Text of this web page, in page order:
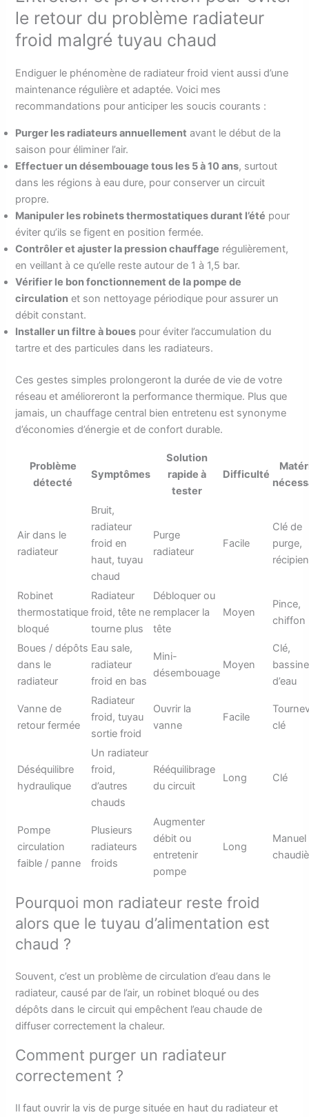
le retour du problème radiateur
froid malgré tuyau chaud
Endiguer le phénomène de radiateur froid vient aussi d’une
maintenance régulière et adaptée. Voici mes
recommandations pour anticiper les soucis courants :
Purger les radiateurs annuellement avant le début de la
saison pour éliminer l’air.
Effectuer un désembouage tous les 5 à 10 ans, surtout
dans les régions à eau dure, pour conserver un circuit
propre.
Manipuler les robinets thermostatiques durant l’été pour
éviter qu’ils se figent en position fermée.
Contrôler et ajuster la pression chauffage régulièrement,
en veillant à ce qu’elle reste autour de 1 à 1,5 bar.
Vérifier le bon fonctionnement de la pompe de
circulation et son nettoyage périodique pour assurer un
débit constant.
Installer un filtre à boues pour éviter l’accumulation du
tartre et des particules dans les radiateurs.
Ces gestes simples prolongeront la durée de vie de votre
réseau et amélioreront la performance thermique. Plus que
jamais, un chauffage central bien entretenu est synonyme
d’économies d’énergie et de confort durable.
Problème
détecté
Symptômes
Solution
rapide à
tester
Difficulté
Air dans le
radiateur
Bruit,
radiateur
froid en
haut, tuyau
chaud
Purge
radiateur
Facile
Clé de
purge,
Robinet
thermostatique
bloqué
Radiateur
froid, tête ne
tourne plus
Débloquer ou
remplacer la
tête
Moyen
Pince,
chiffon
Boues / dépôts
dans le
radiateur
Eau sale,
radiateur
froid en bas
Mini-
désembouage
Moyen
Clé,
d’eau
Vanne de
retour fermée
Radiateur
froid, tuyau
sortie froid
Ouvrir la
vanne
Facile
clé
Déséquilibre
hydraulique
Un radiateur
froid,
d’autres
chauds
Rééquilibrage
du circuit
Long Clé
Pompe
circulation
faible / panne
Plusieurs
radiateurs
froids
Augmenter
débit ou
entretenir
pompe
Long
Manuel
Pourquoi mon radiateur reste froid
alors que le tuyau d’alimentation est
chaud ?
Souvent, c’est un problème de circulation d’eau dans le
radiateur, causé par de l’air, un robinet bloqué ou des
dépôts dans le circuit qui empêchent l’eau chaude de
diffuser correctement la chaleur.
Comment purger un radiateur
correctement ?
Il faut ouvrir la vis de purge située en haut du radiateur et